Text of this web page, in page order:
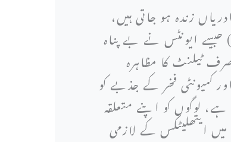
زندہ ہو جاتی ہیں،
ایونٹس نے بے پناہ
ٹیلنٹ کا مظاہرہ
کمیونٹی فخر کے جذبے کو
لوگوں کو اپنے متعلقہ
ایتھلیٹکس کے لازمی